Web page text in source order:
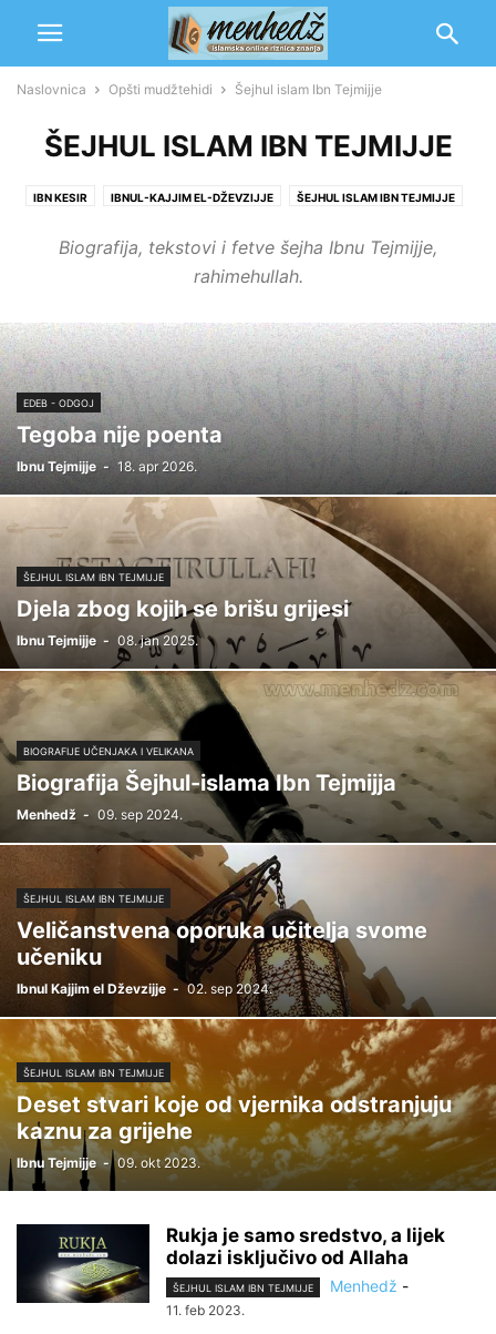
Naslovnica Opšti mudžtehidi Šejhul islam Ibn Tejmijje
ŠEJHUL ISLAM IBN TEJMIJJE
IBN KESIR IBNUL-KAJJIM EL-DŽEVZIJJE ŠEJHUL ISLAM IBN TEJMIJJE
Biografija, tekstovi i fetve šejha Ibnu Tejmijje,
rahimehullah.
EDEB - ODGOJ
Tegoba nije poenta
Ibnu Tejmijje - 18. apr 2026.
ŠEJHUL ISLAM IBN TEJMIJJE
Djela zbog kojih se brišu grijesi
Ibnu Tejmijje - 08. jan 2025.
BIOGRAFIJE UČENJAKA I VELIKANA
Biografija Šejhul-islama Ibn Tejmijja
Menhedž - 09. sep 2024.
ŠEJHUL ISLAM IBN TEJMIJJE
Veličanstvena oporuka učitelja svome
učeniku
Ibnul Kajjim el Dževzijje - 02. sep 2024.
ŠEJHUL ISLAM IBN TEJMIJJE
Deset stvari koje od vjernika odstranjuju
kaznu za grijehe
Ibnu Tejmijje - 09. okt 2023.
Rukja je samo sredstvo, a lijek
dolazi isključivo od Allaha
ŠEJHUL ISLAM IBN TEJMIJJE Menhedž -
11. feb 2023.